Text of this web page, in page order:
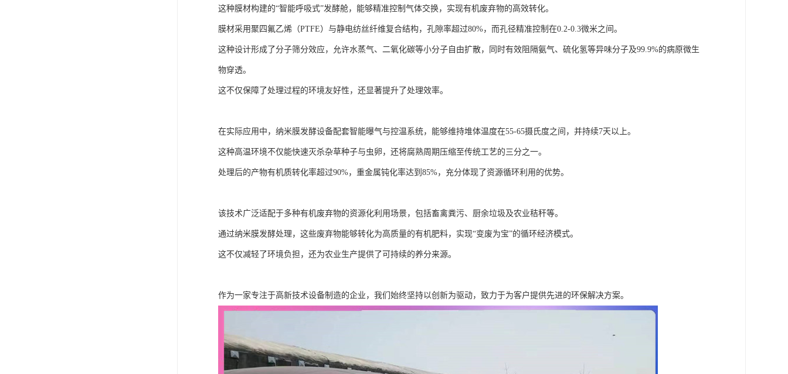
这种膜材构建的“智能呼吸式”发酵舱，能够精准控制气体交换，实现有机废弃物的高效转化。
膜材采用聚四氟乙烯（PTFE）与静电纺丝纤维复合结构，孔隙率超过80%，而孔径精准控制在0.2-0.3微米之间。
这种设计形成了分子筛分效应，允许水蒸气、二氧化碳等小分子自由扩散，同时有效阻隔氨气、硫化氢等异味分子及99.9%的病原微生
物穿透。
这不仅保障了处理过程的环境友好性，还显著提升了处理效率。
在实际应用中，纳米膜发酵设备配套智能曝气与控温系统，能够维持堆体温度在55-65摄氏度之间，并持续7天以上。
这种高温环境不仅能快速灭杀杂草种子与虫卵，还将腐熟周期压缩至传统工艺的三分之一。
处理后的产物有机质转化率超过90%，重金属钝化率达到85%，充分体现了资源循环利用的优势。
该技术广泛适配于多种有机废弃物的资源化利用场景，包括畜禽粪污、厨余垃圾及农业秸秆等。
通过纳米膜发酵处理，这些废弃物能够转化为高质量的有机肥料，实现“变废为宝”的循环经济模式。
这不仅减轻了环境负担，还为农业生产提供了可持续的养分来源。
作为一家专注于高新技术设备制造的企业，我们始终坚持以创新为驱动，致力于为客户提供先进的环保解决方案。